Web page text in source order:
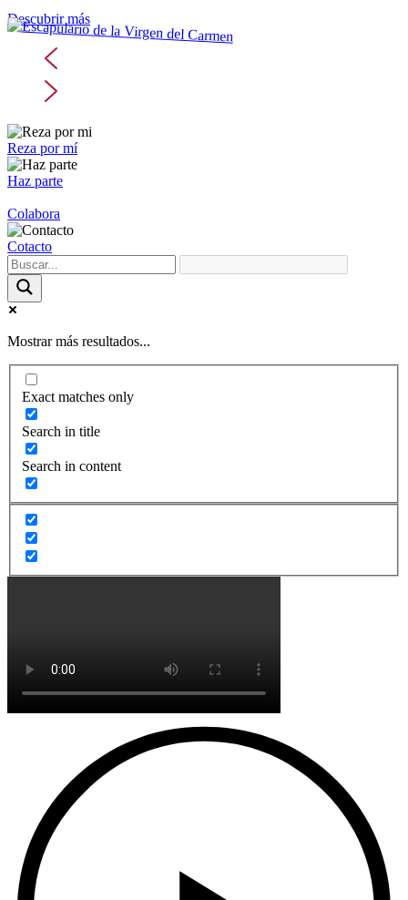
Descubrir más
Reza por mí
Haz parte
Colabora
Cotacto
Mostrar más resultados...
Exact matches only
Search in title
Search in content